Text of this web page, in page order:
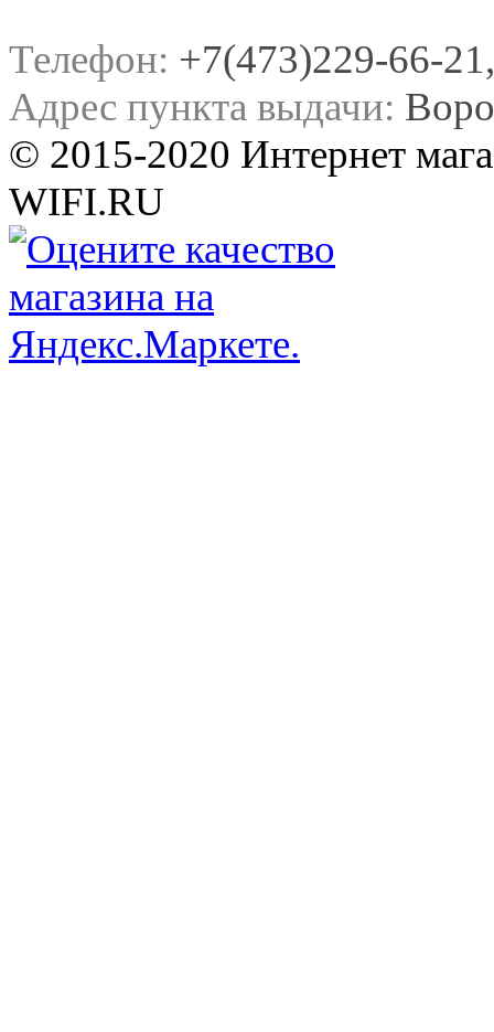
Телефон: +7(473)229-66-
Адрес пункта выдачи:
© 2015-2020 Интернет
WIFI.RU